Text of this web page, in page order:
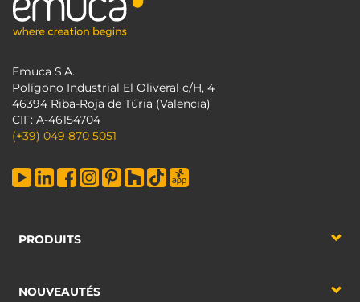
Emuca S.A.
Polígono Industrial El Oliveral c/H, 4
46394 Riba-Roja de Túria (Valencia)
CIF: A-46154704
(+39) 049 870 5051
PRODUITS
NOUVEAUTÉS